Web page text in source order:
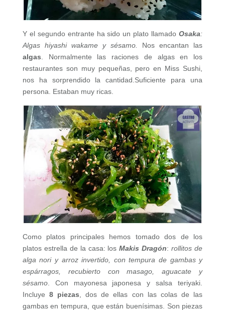
Y el segundo entrante ha sido un plato llamadoOsaka:
Algas hiyashi wakame y sésamo. Nos encantan las
algas . Normalmente las raciones de algas en los
restaurantes son muy pequeñas, pero en Miss Sushi,
nos ha sorprendido la cantidad.Suficiente para una
persona. Estaban muy ricas.
Como platos principales hemos tomado dos de los
platos estrella de la casa: losMakis Dragón:rollitos de
alga nori y arroz invertido, con tempura de gambas y
espárragos, recubierto con masago, aguacate y
sésamo. Con mayonesa japonesa y salsa teriyaki.
Incluye 8 piezas, dos de ellas con las colas de las
gambas en tempura, que están buenísimas. Son piezas